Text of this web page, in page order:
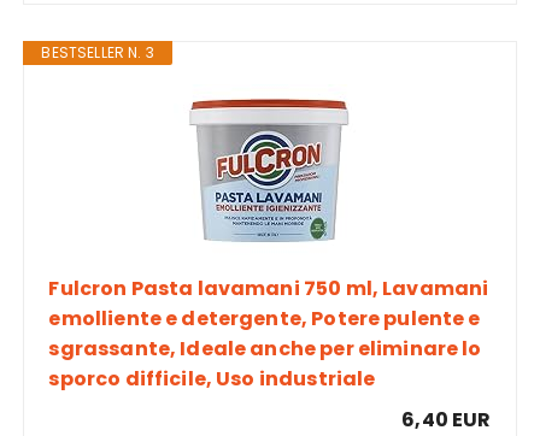
BESTSELLER N. 3
Fulcron Pasta lavamani 750 ml, Lavamani
emolliente e detergente, Potere pulente e
sgrassante, Ideale anche per eliminare lo
sporco difficile, Uso industriale
6,40 EUR